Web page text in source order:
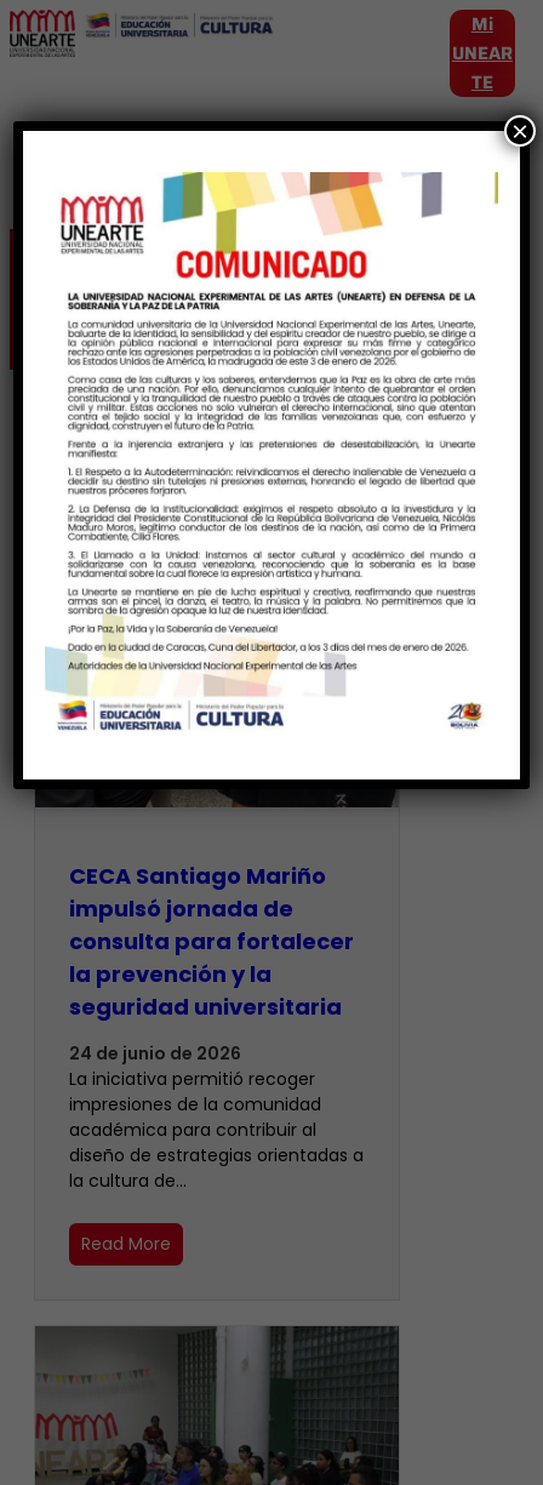
Mi
UNEAR
TE
Etiqueta:Interculturalidad
CECA Santiago Mariño
impulsó jornada de
consulta para fortalecer
la prevención y la
seguridad universitaria
24 de junio de 2026
La iniciativa permitió recoger
impresiones de la comunidad
académica para contribuir al
diseño de estrategias orientadas a
la cultura de…
Read More
×